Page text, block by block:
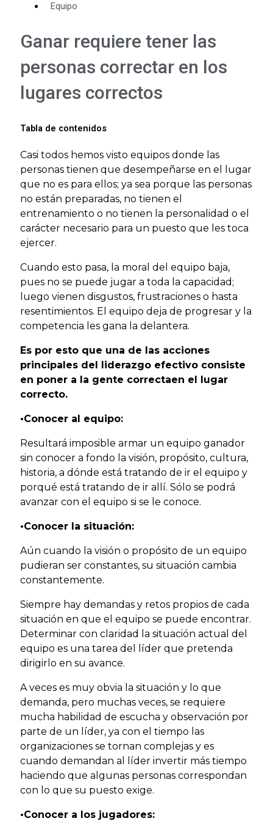
Equipo
Ganar requiere tener las
personas correctar en los
lugares correctos
Tabla de contenidos
Casi todos hemos visto equipos donde las
personas tienen que desempeñarse en el lugar
que no es para ellos; ya sea porque las personas
no están preparadas, no tienen el
entrenamiento o no tienen la personalidad o el
carácter necesario para un puesto que les toca
ejercer.
Cuando esto pasa, la moral del equipo baja,
pues no se puede jugar a toda la capacidad;
luego vienen disgustos, frustraciones o hasta
resentimientos. El equipo deja de progresar y la
competencia les gana la delantera.
Es por esto que una de las acciones
principales del liderazgo efectivo consiste
en poner a la gente correctaen el lugar
correcto.
•Conocer al equipo:
Resultará imposible armar un equipo ganador
sin conocer a fondo la visión, propósito, cultura,
historia, a dónde está tratando de ir el equipo y
porqué está tratando de ir allí. Sólo se podrá
avanzar con el equipo si se le conoce.
•Conocer la situación:
Aún cuando la visión o propósito de un equipo
pudieran ser constantes, su situación cambia
constantemente.
Siempre hay demandas y retos propios de cada
situación en que el equipo se puede encontrar.
Determinar con claridad la situación actual del
equipo es una tarea del líder que pretenda
dirigirlo en su avance.
A veces es muy obvia la situación y lo que
demanda, pero muchas veces, se requiere
mucha habilidad de escucha y observación por
parte de un líder, ya con el tiempo las
organizaciones se tornan complejas y es
cuando demandan al líder invertir más tiempo
haciendo que algunas personas correspondan
con lo que su puesto exige.
•Conocer a los jugadores: